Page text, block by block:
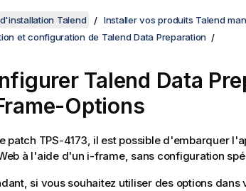
Talend
Installer vos produits Talend
et configuration de Talend Data Preparation
Talend Data
Options
patch TPS-4173, il est possible d'embarquer
à l'aide d'un i-frame, sans configuration
si vous souhaitez utiliser des options